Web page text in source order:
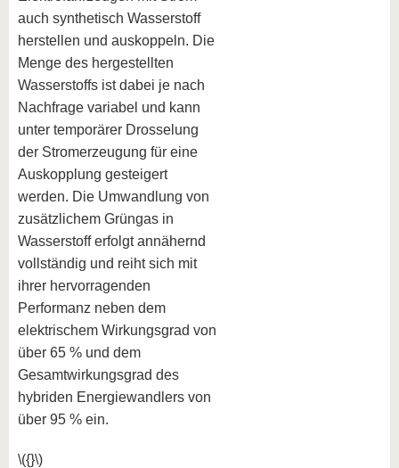
auch synthetisch Wasserstoff
herstellen und auskoppeln. Die
Menge des hergestellten
Wasserstoffs ist dabei je nach
Nachfrage variabel und kann
unter temporärer Drosselung
der Stromerzeugung für eine
Auskopplung gesteigert
werden. Die Umwandlung von
zusätzlichem Grüngas in
Wasserstoff erfolgt annähernd
vollständig und reiht sich mit
ihrer hervorragenden
Performanz neben dem
elektrischem Wirkungsgrad von
über 65 % und dem
Gesamtwirkungsgrad des
hybriden Energiewandlers von
über 95 % ein.
\({}\)